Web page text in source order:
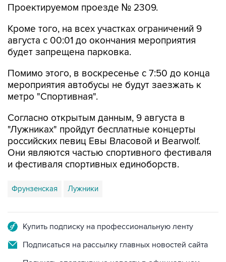
Проектируемом проезде № 2309.
Кроме того, на всех участках ограничений 9
августа с 00:01 до окончания мероприятия
будет запрещена парковка.
Помимо этого, в воскресенье с 7:50 до конца
мероприятия автобусы не будут заезжать к
метро "Спортивная".
Согласно открытым данным, 9 августа в
"Лужниках" пройдут бесплатные концерты
российских певиц Евы Власовой и Bearwolf.
Они являются частью спортивного фестиваля
и фестиваля спортивных единоборств.
Фрунзенская Лужники
Купить подписку на профессиональную ленту
Подписаться на рассылку главных новостей сайта